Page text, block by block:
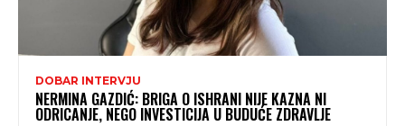
DOBAR INTERVJU
NERMINA GAZDIĆ: BRIGA O ISHRANI NIJE KAZNA NI
ODRICANJE, NEGO INVESTICIJA U BUDUĆE ZDRAVLJE